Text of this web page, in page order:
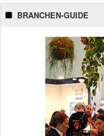
BRANCHEN-GUIDE